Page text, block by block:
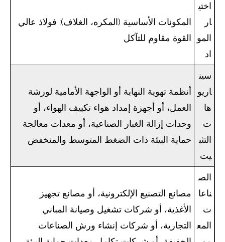
اختي
ار
المو
اد
المكونات الأساسية (المكره، الغلاف): فولاذ عالي
القوة مقاوم للتآكل
سين
اريو
ها
ت
التثب
يت
أنظمة تهوية النهاية أو الواجهة الأمامية لورشة
العمل، أو أجهزة إمداد هواء تكييف الهواء، أو
وحدات إزالة الغبار الصناعية، أو معدات معالجة
حماية البيئة ذات الضغط المتوسط ​​والمنخفض
الص
ناعا
ت
المع
مصانع التصنيع الإلكترونية، أو مصانع تجهيز
الأغذية، أو شركات تشغيل وصيانة المباني
التجارية، أو شركات إنشاء ورش الصناعات